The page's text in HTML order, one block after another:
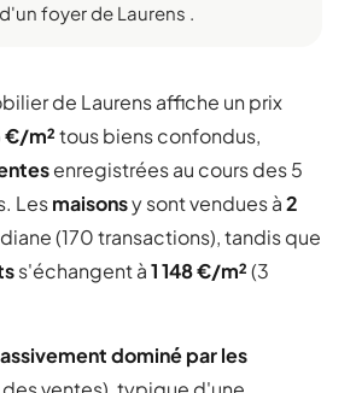
d'un foyer de Laurens .
de Laurens affiche un prix
€/m²tous biens confondus,
enregistrées au cours des 5
Lesmaisonsy sont vendues à2
(170 transactions), tandis que
s'échangent à1 148 €/m²(3
dominé par les